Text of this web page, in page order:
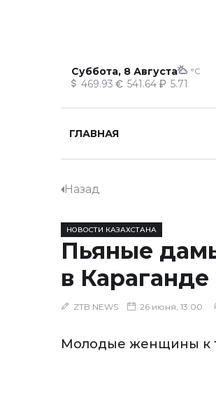
Суббота, 8 Августа °C
469.93 541.64 5.71
ГЛАВНАЯ
Назад
НОВОСТИ КАЗАХСТАНА
Пьяные
в Караганде
ZTB NEWS 26 июня, 13:00
Молодые женщины к